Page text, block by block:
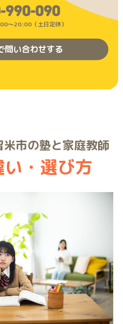
990-090
〜20:00（土日定休）
問い合わせする
米市の塾と家庭教師
・選び方